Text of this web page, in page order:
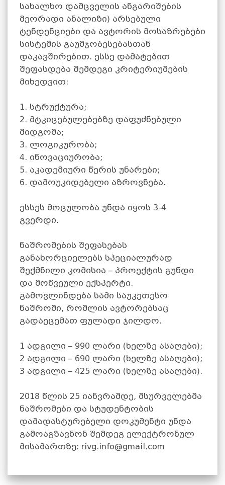
სახალხო დამცველის ანგარიშების
მეორადი ანალიზი) არსებული
ტენდენციები და ავტორის მოსაზრებები
სისტემის გაუმჯობესებასთან
დაკავშირებით. ესსე დამატებით
შეფასდება შემდეგი კრიტერიუმების
მიხედვით:
1. სტრუქტურა;
2. მტკიცებულებებზე დაფუძნებული
მიდგომა;
3. ლოგიკურობა;
4. ინოვაციურობა;
5. აკადემიური წერის უნარები;
6. დამოუკიდებელი აზროვნება.
ესსეს მოცულობა უნდა იყოს 3-4
გვერდი.
ნაშრომების შეფასებას
განახორციელებს სპეციალურად
შექმნილი კომისია – პროექტის გუნდი
და მოწვეული ექსპერტი.
გამოვლინდება სამი საუკეთესო
ნაშრომი, რომლის ავტორებსაც
გადაეცემათ ფულადი ჯილდო.
1 ადგილი – 990 ლარი (ხელზე ასაღები);
2 ადგილი – 690 ლარი (ხელზე ასაღები);
3 ადგილი – 425 ლარი (ხელზე ასაღები).
2018 წლის 25 იანვრამდე, მსურველებმა
ნაშრომები და სტუდენტობის
დამადასტურებელი დოკუმენტი უნდა
გამოაგზავნონ შემდეგ ელექტრონულ
მისამართზე: rivg.info@gmail.com